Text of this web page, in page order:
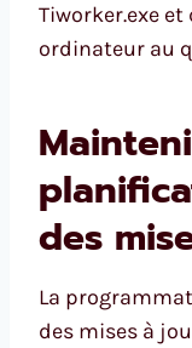
Tiworker.exe
ordinateur au
des
La
des mises à